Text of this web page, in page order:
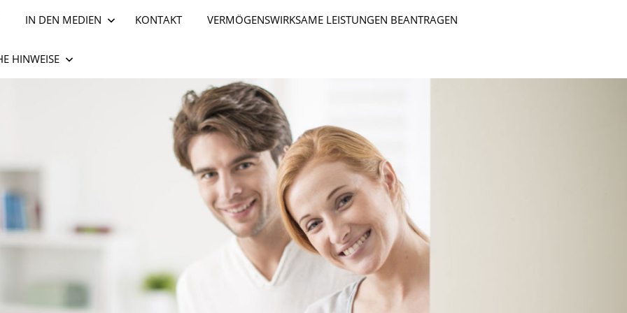
IN DEN MEDIEN KONTAKT VERMÖGENSWIRKSAME LEISTUNGEN BEANTRAGEN
HINWEISE